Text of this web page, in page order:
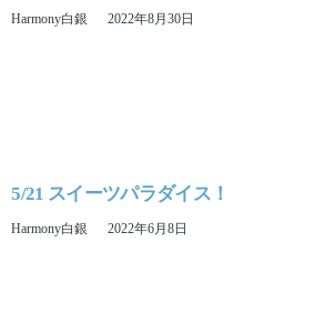
Harmony白銀 2022年8月30日
5/21 スイーツパラダイス！
Harmony白銀 2022年6月8日